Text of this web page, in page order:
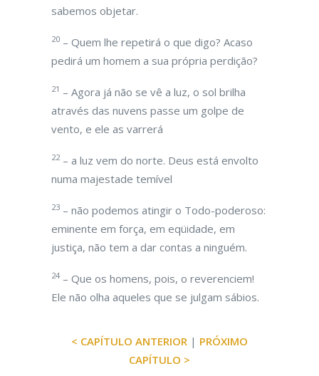
sabemos objetar.
20 – Quem lhe repetirá o que digo? Acaso
pedirá um homem a sua própria perdição?
21 – Agora já não se vê a luz, o sol brilha
através das nuvens passe um golpe de
vento, e ele as varrerá
22– a luz vem do norte. Deus está envolto
numa majestade temível
23 – não podemos atingir o Todo-poderoso:
eminente em força, em eqüidade, em
justiça, não tem a dar contas a ninguém.
24 – Que os homens, pois, o reverenciem!
Ele não olha aqueles que se julgam sábios.
< CAPÍTULO ANTERIOR | PRÓXIMO
CAPÍTULO >